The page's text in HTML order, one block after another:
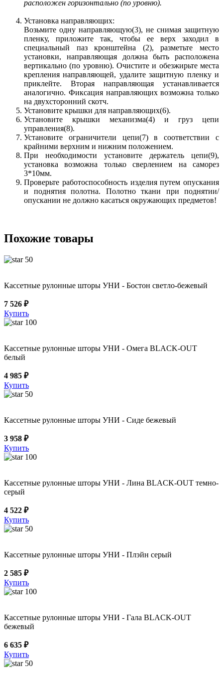
расположен горизонтально (по уровню).
Установка направляющих:
Возьмите одну направляющую(3), не снимая защитную
пленку, приложите так, чтобы ее верх заходил в
специальный паз кронштейна (2), разметьте место
установки, направляющая должна быть расположена
вертикально (по уровню). Очистите и обезжирьте места
крепления направляющей, удалите защитную пленку и
приклейте. Вторая направляющая устанавливается
аналогично. Фиксация направляющих возможна только
на двухсторонний скотч.
Установите крышки для направляющих(6).
Установите крышки механизма(4) и груз цепи
управления(8).
Установите ограничители цепи(7) в соответствии с
крайними верхним и нижним положением.
При необходимости установите держатель цепи(9),
установка возможна только сверлением на саморез
3*10мм.
Проверьте работоспособность изделия путем опускания
и поднятия полотна. Полотно ткани при поднятии/
опускании не должно касаться окружающих предметов!
Похожие товары
50
Кассетные рулонные шторы УНИ - Бостон светло-бежевый
7 526 ₽
Купить
100
Кассетные рулонные шторы УНИ - Омега BLACK-OUT
белый
4 985 ₽
Купить
50
Кассетные рулонные шторы УНИ - Сиде бежевый
3 958 ₽
Купить
100
Кассетные рулонные шторы УНИ - Лина BLACK-OUT темно-
серый
4 522 ₽
Купить
50
Кассетные рулонные шторы УНИ - Плэйн серый
2 585 ₽
Купить
100
Кассетные рулонные шторы УНИ - Гала BLACK-OUT
бежевый
6 635 ₽
Купить
50